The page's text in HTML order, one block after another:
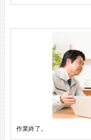
作業終了。